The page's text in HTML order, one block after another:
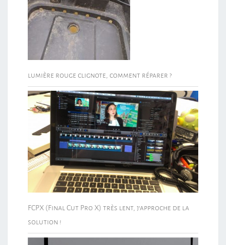
lumière rouge clignote, comment réparer ?
FCPX (Final Cut Pro X) très lent, j’approche de la
solution !